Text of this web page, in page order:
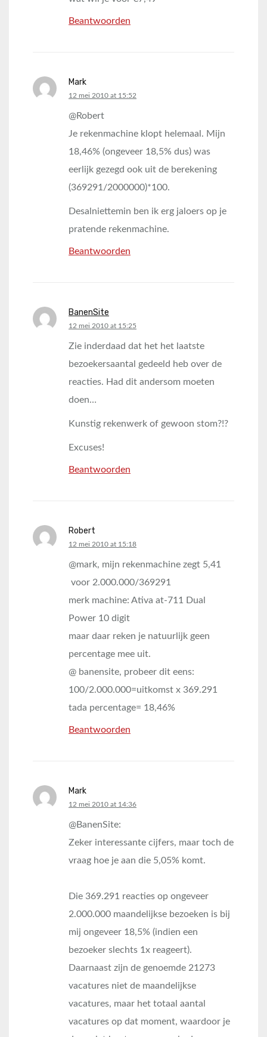
Beantwoorden
Mark
says:
12 mei 2010 at 15:52
@Robert
Je rekenmachine klopt helemaal. Mijn
18,46% (ongeveer 18,5% dus) was
eerlijk gezegd ook uit de berekening
(369291/2000000)*100.
Desalniettemin ben ik erg jaloers op je
pratende rekenmachine.
Beantwoorden
BanenSite
says:
12 mei 2010 at 15:25
Zie inderdaad dat het het laatste
bezoekersaantal gedeeld heb over de
reacties. Had dit andersom moeten
doen…
Kunstig rekenwerk of gewoon stom?!?
Excuses!
Beantwoorden
Robert
says:
12 mei 2010 at 15:18
@mark, mijn rekenmachine zegt 5,41
voor 2.000.000/369291
merk machine: Ativa at-711 Dual
Power 10 digit
maar daar reken je natuurlijk geen
percentage mee uit.
@ banensite, probeer dit eens:
100/2.000.000=uitkomst x 369.291
tada percentage= 18,46%
Beantwoorden
Mark
says:
12 mei 2010 at 14:36
@BanenSite:
Zeker interessante cijfers, maar toch de
vraag hoe je aan die 5,05% komt.
Die 369.291 reacties op ongeveer
2.000.000 maandelijkse bezoeken is bij
mij ongeveer 18,5% (indien een
bezoeker slechts 1x reageert).
Daarnaast zijn de genoemde 21273
vacatures niet de maandelijkse
vacatures, maar het totaal aantal
vacatures op dat moment, waardoor je